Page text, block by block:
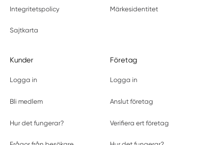
Integritetspolicy Märkesidentitet
Sajtkarta
Kunder
Logga in
Bli medlem
Hur det fungerar?
Företag
Logga in
Anslut företag
Verifiera ert företag